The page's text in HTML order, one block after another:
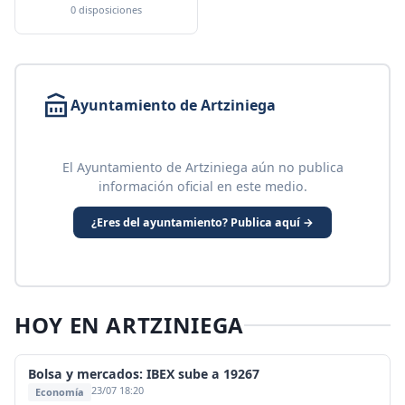
0 disposiciones
Ayuntamiento de Artziniega
El Ayuntamiento de Artziniega aún no publica
información oficial en este medio.
¿Eres del ayuntamiento? Publica aquí →
HOY EN ARTZINIEGA
Bolsa y mercados: IBEX sube a 19267
Economía 23/07 18:20